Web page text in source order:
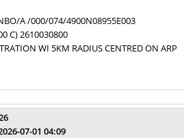
A /000/074/4900N08955E003
C) 2610030800
WI 5KM RADIUS CENTRED ON ARP
07-01 04:09